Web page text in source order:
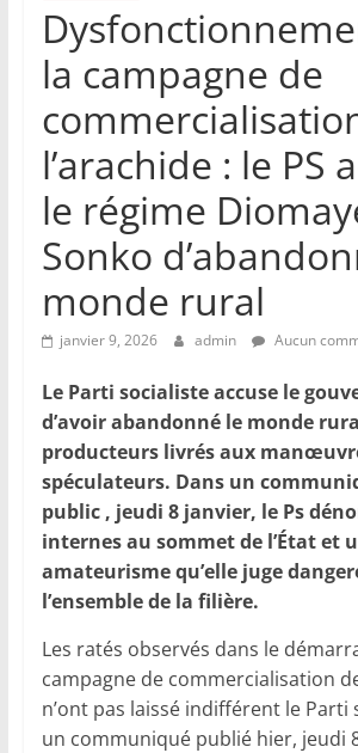
la campagne de
l’arachide : le PS
le régime
Sonko
monde rural
janvier 9, 2026 admin Aucun
Le Parti socialiste accuse le
d’avoir abandonné le monde
producteurs livrés aux
spéculateurs. Dans un
public , jeudi 8 janvier, le Ps
internes au sommet de l’État et
amateurisme qu’elle juge
l’ensemble de la filière.
Les ratés observés dans le
campagne de commercialisation
n’ont pas laissé indifférent le Parti
un communiqué publié hier, jeudi